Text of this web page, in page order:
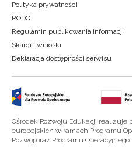
Polityka prywatności
RODO
Regulamin publikowania informacji
Skargi i wnioski
Deklaracja dostępności serwisu
Ośrodek Rozwoju Edukacji
europejskich w ramach Programu
Rozwój oraz Programu Operacyjnego